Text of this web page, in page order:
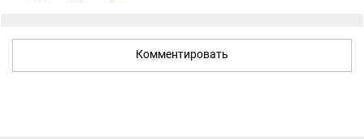
Комментировать